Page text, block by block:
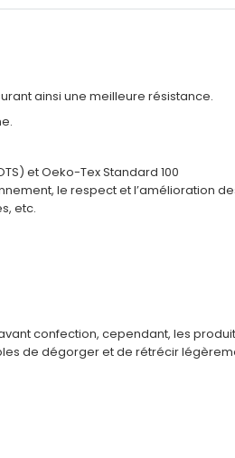
ainsi une meilleure résistance.
et Oeko-Tex Standard 100
le respect et l’amélioration
etc.
confection, cependant, les
de dégorger et de rétrécir